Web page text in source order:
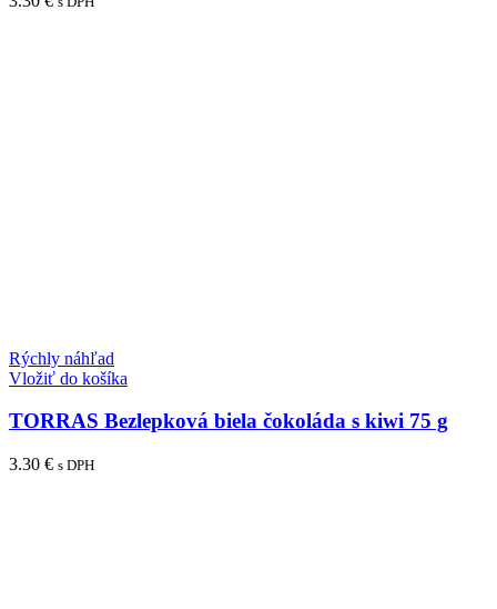
Rýchly náhľad
Vložiť do košíka
TORRAS Bezlepková biela čokoláda s kiwi 75 g
3.30 € s DPH